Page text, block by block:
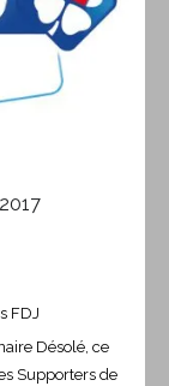
FDJ
Désolé, ce
Supporters de